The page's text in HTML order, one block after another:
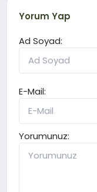
Yorum Yap
Ad Soyad:
E-Mail:
Yorumunuz: